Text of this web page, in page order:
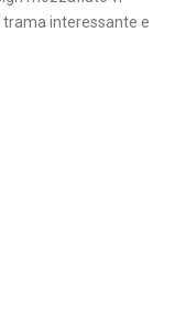
trama interessante e